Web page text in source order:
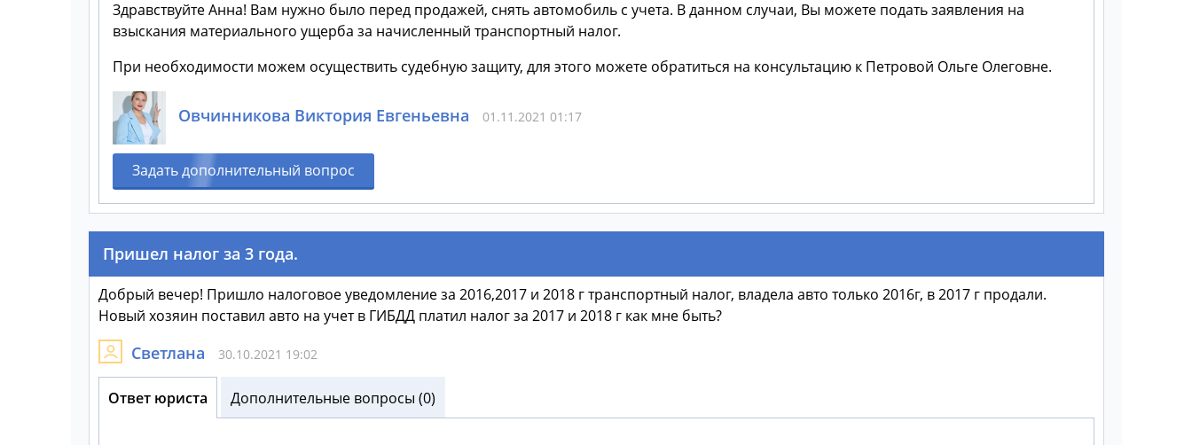
Здравствуйте Анна! Вам нужно было перед продажей, снять автомобиль с учета. В данном случаи, Вы можете подать заявления на
взыскания материального ущерба за начисленный транспортный налог.
При необходимости можем осуществить судебную защиту, для этого можете обратиться на консультацию к Петровой Ольге Олеговне.
Овчинникова Виктория Евгеньевна 01.11.2021 01:17
Задать дополнительный вопрос
Пришел налог за 3 года.
Добрый вечер! Пришло налоговое уведомление за 2016,2017 и 2018 г транспортный налог, владела авто только 2016г, в 2017 г продали.
Новый хозяин поставил авто на учет в ГИБДД платил налог за 2017 и 2018 г как мне быть?
Светлана 30.10.2021 19:02
Ответ юриста Дополнительные вопросы (0)